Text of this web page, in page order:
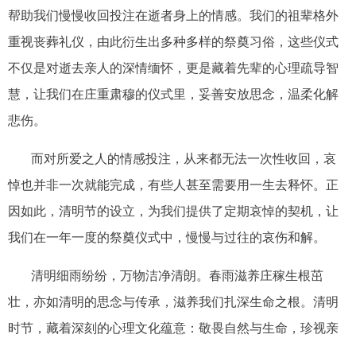
帮助我们慢慢收回投注在逝者身上的情感。我们的祖辈格外
重视丧葬礼仪，由此衍生出多种多样的祭奠习俗，这些仪式
不仅是对逝去亲人的深情缅怀，更是藏着先辈的心理疏导智
慧，让我们在庄重肃穆的仪式里，妥善安放思念，温柔化解
悲伤。
而对所爱之人的情感投注，从来都无法一次性收回，哀
悼也并非一次就能完成，有些人甚至需要用一生去释怀。正
因如此，清明节的设立，为我们提供了定期哀悼的契机，让
我们在一年一度的祭奠仪式中，慢慢与过往的哀伤和解。
清明细雨纷纷，万物洁净清朗。春雨滋养庄稼生根茁
壮，亦如清明的思念与传承，滋养我们扎深生命之根。清明
时节，藏着深刻的心理文化蕴意：敬畏自然与生命，珍视亲